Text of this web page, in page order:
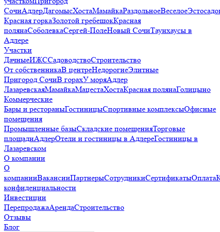
СочиАдлерДагомысХостаМамайкаРаздольноеВеселое
Красная горкаЗолотой гребешокКрасная
полянаСоболевкаСергей-ПолеНовый СочиТаунхаусы в
Адлере
Участки
ДачныеИЖССадоводствоСтроительство
От собственникаВ центреНедорогиеЭлитные
Пригород СочиВ горахУ моряАдлер
ЛазаревскаяМамайкаМацестаХостаКрасная полянаГолицыно
Коммерческие
Бары и рестораныГостиницыСпортивные комплексыОфисные
помещения
Промышленные базыСкладские помещенияТорговые
площадиАдлерОтели и гостиницы в АдлереГостиницы в
Лазаревском
О компании
О
компанииВакансииПартнерыСотрудникиСертификатыОплата
конфиденциальности
Инвестиции
ПерепродажаАрендаСтроительство
Отзывы
Блог